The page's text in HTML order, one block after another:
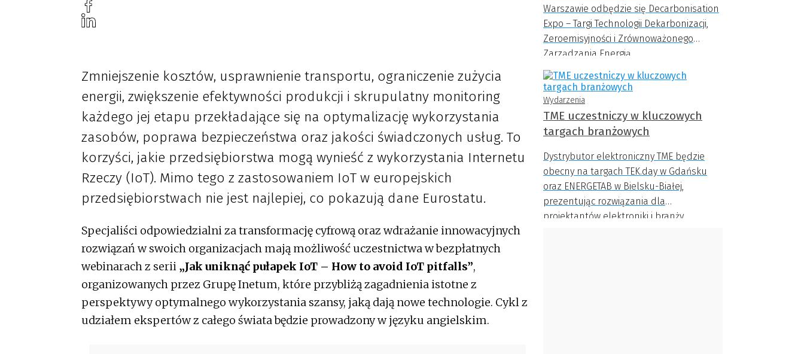
Zmniejszenie kosztów, usprawnienie transportu, ograniczenie zużycia
energii, zwiększenie efektywności produkcji i skrupulatny monitoring
każdego jej etapu przekładające się na optymalizację wykorzystania
zasobów, poprawa bezpieczeństwa oraz jakości świadczonych usług. To
korzyści, jakie przedsiębiorstwa mogą wynieść z wykorzystania Internetu
Rzeczy (IoT). Mimo tego z zastosowaniem IoT w europejskich
przedsiębiorstwach nie jest najlepiej, co pokazują dane Eurostatu.
Specjaliści odpowiedzialni za transformację cyfrową oraz wdrażanie innowacyjnych
rozwiązań w swoich organizacjach mają możliwość uczestnictwa w bezpłatnych
webinarach z serii „Jak uniknąć pułapek IoT – How to avoid IoT pitfalls”,
organizowanych przez Grupę Inetum, które przybliżą zagadnienia istotne z
perspektywy optymalnego wykorzystania szansy, jaką dają nowe technologie. Cykl z
udziałem ekspertów z całego świata będzie prowadzony w języku angielskim.
Warszawie odbędzie się Decarbonisation
Expo – Targi Technologii Dekarbonizacji,
Zeroemisyjności i Zrównoważonego
Zarządzania Energią.
Wydarzenia
TME uczestniczy w kluczowych
targach branżowych
Dystrybutor elektroniczny TME będzie
obecny na targach TEK.day w Gdańsku
oraz ENERGETAB w Bielsku-Białej,
prezentując rozwiązania dla
projektantów elektroniki i branży